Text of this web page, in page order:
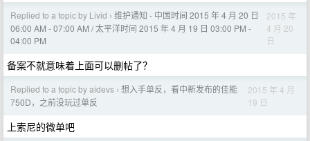
Replied to a topic by Livid › 维护通知 - 中国时间 2015 年 4 月 20 日
06:00 AM - 07:00 AM / 太平洋时间 2015 年 4 月 19 日 03:00 PM -
04:00 PM
2015 年
4 月 20
日
备案不就意味着上面可以删帖了？
Replied to a topic by aidevs › 想入手单反，看中新发布的佳能
750D，之前没玩过单反
2015 年 4 月
19 日
上索尼的微单吧